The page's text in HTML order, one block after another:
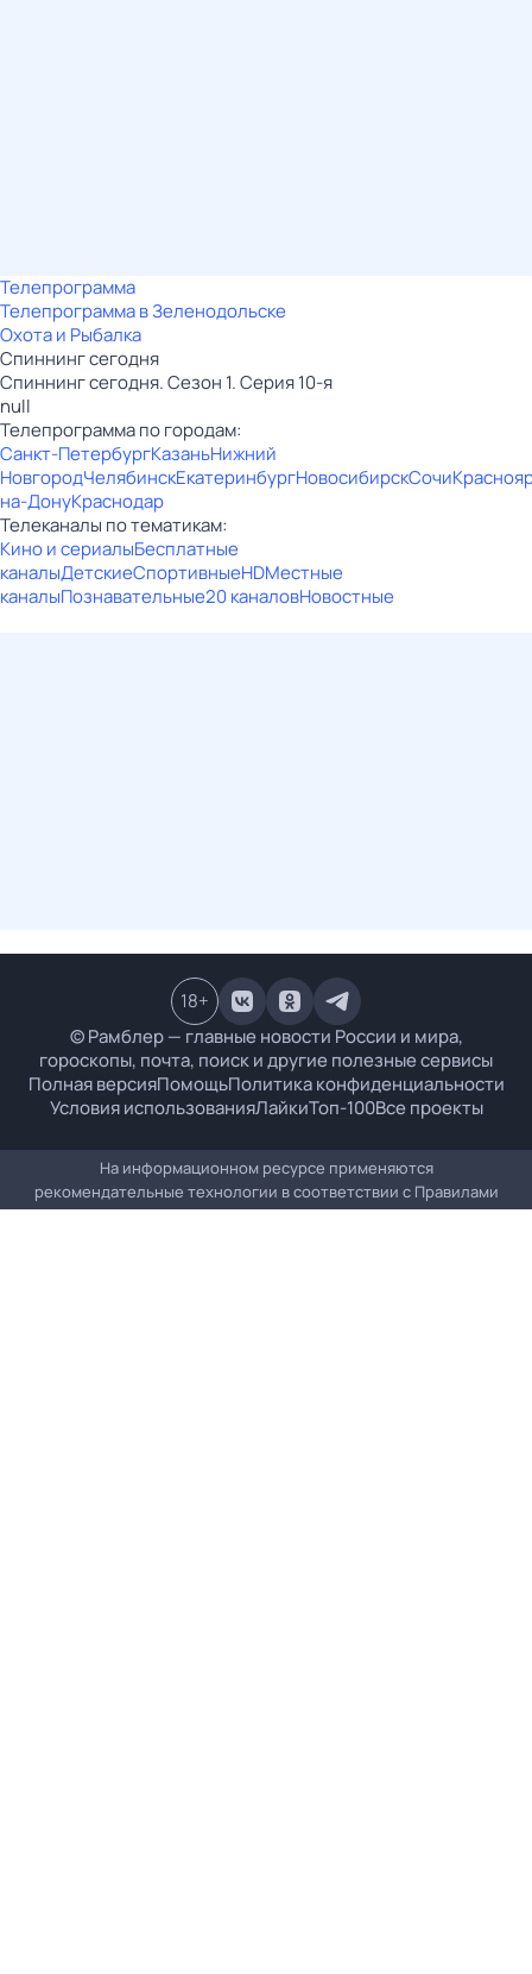
Телепрограмма
Телепрограмма в Зеленодольске
Охота и Рыбалка
Спиннинг сегодня
Спиннинг сегодня. Сезон 1. Серия 10-я
null
Телепрограмма по городам:
Санкт-ПетербургКазаньНижний
НовгородЧелябинскЕкатеринбургНовосибирскСочи
на-ДонуКраснодар
Телеканалы по тематикам:
Кино и сериалыБесплатные
каналыДетскиеСпортивныеHDМестные
каналыПознавательные20 каналовНовостные
© Рамблер — главные новости России и мира,
гороскопы, почта, поиск и другие полезные сервисы
Полная версияПомощьПолитика конфиденциальности
Условия использованияЛайкиТоп-100Все проекты
18+
На информационном ресурсе применяются
рекомендательные технологии в соответствии с Правилами